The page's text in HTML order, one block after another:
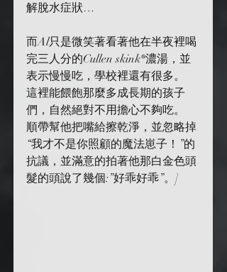
解脫水症狀…
而Al只是微笑著看著他在半夜裡喝
完三人分的Cullen skink*濃湯，並
表示慢慢吃，學校裡還有很多。
這裡能餵飽那麼多成長期的孩子
們，自然絕對不用擔心不夠吃。
順帶幫他把嘴給擦乾淨，並忽略掉
“我才不是你照顧的魔法崽子！”的
抗議，並滿意的拍著他那白金色頭
髮的頭說了幾個:”好乖好乖”。]